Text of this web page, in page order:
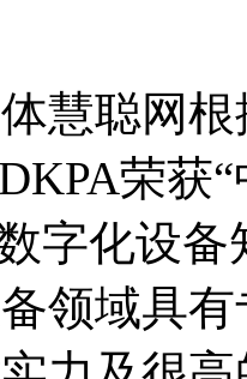
慧聪网
荣获
字化设
领域具